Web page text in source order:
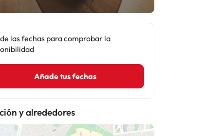
las fechas para comprobar la
Añade tus fechas
y alrededores